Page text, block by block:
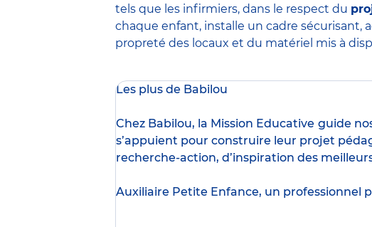
tels que les infirmiers, dans le respect du
chaque enfant, installe un cadre sécurisant,
propreté des locaux et du matériel mis à
Les plus de Babilou
Chez Babilou, la Mission Educative guide
s’appuient pour construire leur projet
recherche-action, d’inspiration des
Auxiliaire Petite Enfance, un professionnel